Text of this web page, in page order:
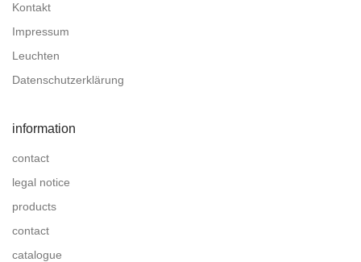
Kontakt
Impressum
Leuchten
Datenschutzerklärung
information
contact
legal notice
products
contact
catalogue